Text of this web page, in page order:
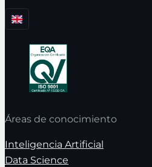
Áreas de conocimiento
Inteligencia Artificial
Data Science